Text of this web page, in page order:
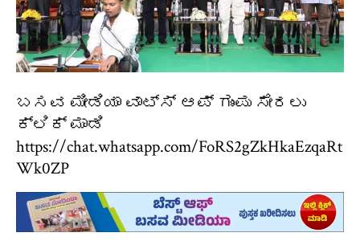
ಬಸವ ಮೀಡಿಯಾ ವಾಟ್ಸ್ ಆಪ್ ಗುಂಪು ಸೇರಲು
ಕ್ಲಿಕ್ ಮಾಡಿ
https://chat.whatsapp.com/FoRS2gZkHkaEzqaRt
Wk0ZP